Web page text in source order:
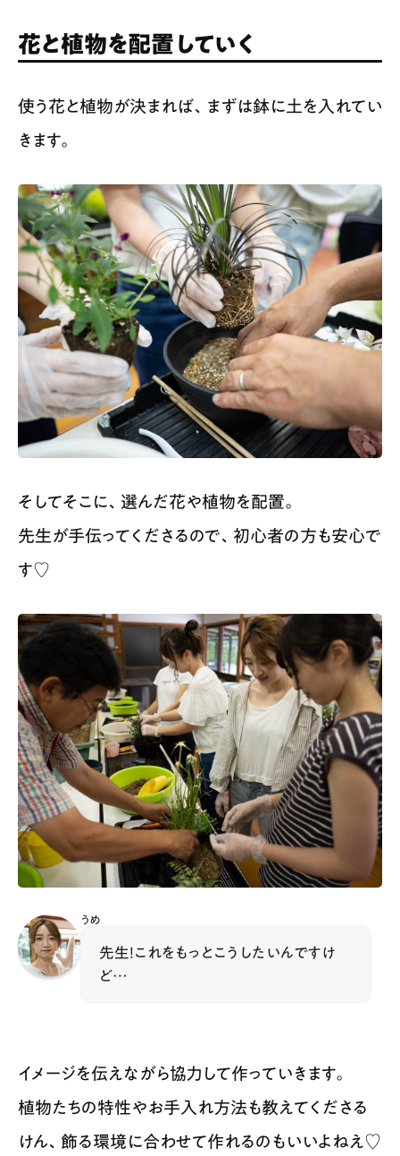
花と植物を配置していく
使う花と植物が決まれば、まずは鉢に土を入れてい
きます。
そしてそこに、選んだ花や植物を配置。
先生が手伝ってくださるので、初心者の方も安心で
す♡
うめ
先生！これをもっとこうしたいんですけ
ど…
イメージを伝えながら協力して作っていきます。
植物たちの特性やお手入れ方法も教えてくださる
けん、飾る環境に合わせて作れるのもいいよねえ♡